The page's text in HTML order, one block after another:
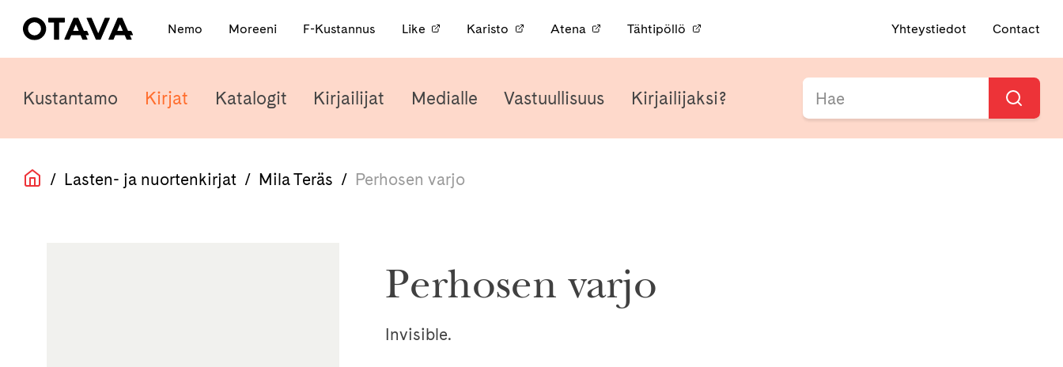
Nemo Moreeni F-Kustannus Like Karisto Atena Tähtipöllö Yhteystiedot Contact
Kustantamo Kirjat Katalogit Kirjailijat Medialle Vastuullisuus Kirjailijaksi?
/ Lasten- ja nuortenkirjat / Mila Teräs / Perhosen varjo
Perhosen varjo
Invisible.